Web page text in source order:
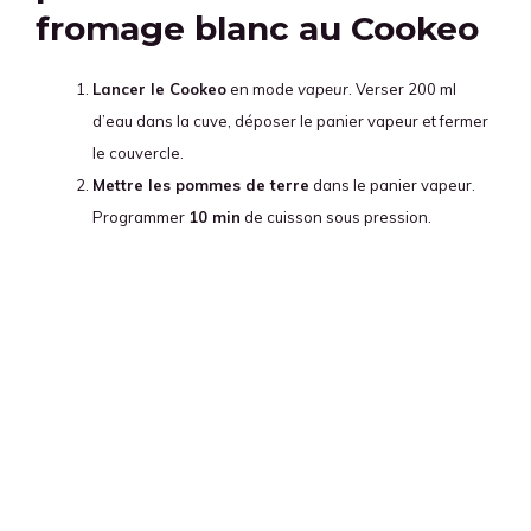
fromage blanc au Cookeo
Lancer le Cookeoen mode vapeur . Verser 200 ml
d’eau dans la cuve, déposer le panier vapeur et fermer
le couvercle.
Mettre les pommes de terre dans le panier vapeur.
Programmer 10 min de cuisson sous pression.